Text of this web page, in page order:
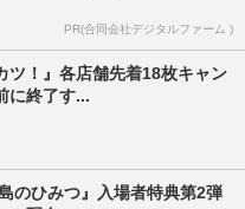
PR(合同会社デジタルファーム )
ツ！』各店舗先着18枚キャン
に終了す...
のひみつ』入場者特典第2弾